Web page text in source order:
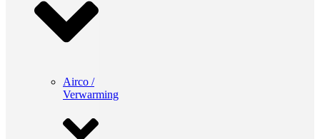
Airco /
Verwarming